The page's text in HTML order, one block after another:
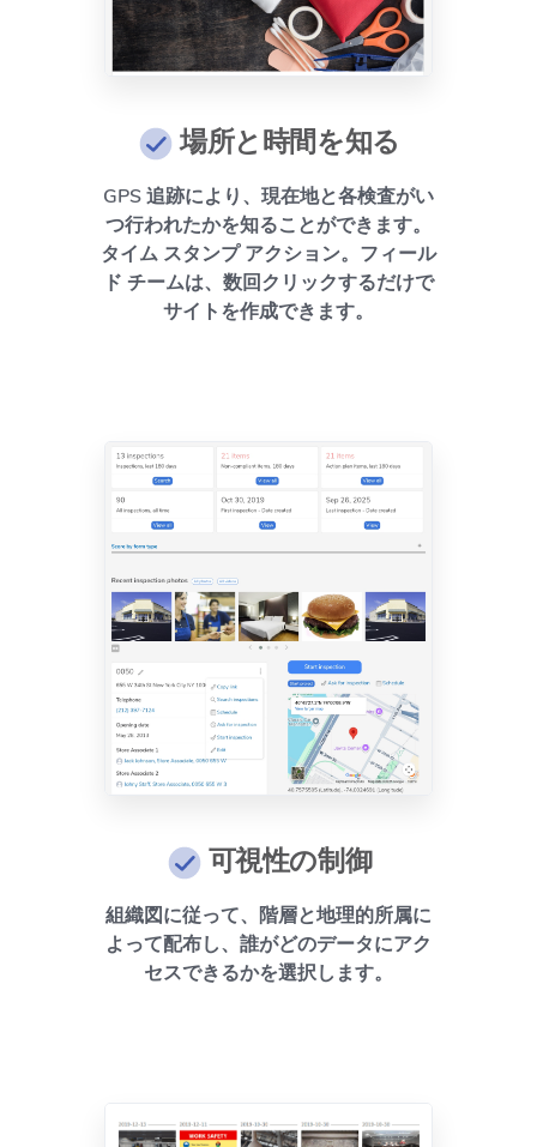
場所と時間を知る
GPS 追跡により、現在地と各検査がい
つ行われたかを知ることができます。
タイム スタンプ アクション。フィール
ド チームは、数回クリックするだけで
サイトを作成できます。
可視性の制御
組織図に従って、階層と地理的所属に
よって配布し、誰がどのデータにアク
セスできるかを選択します。